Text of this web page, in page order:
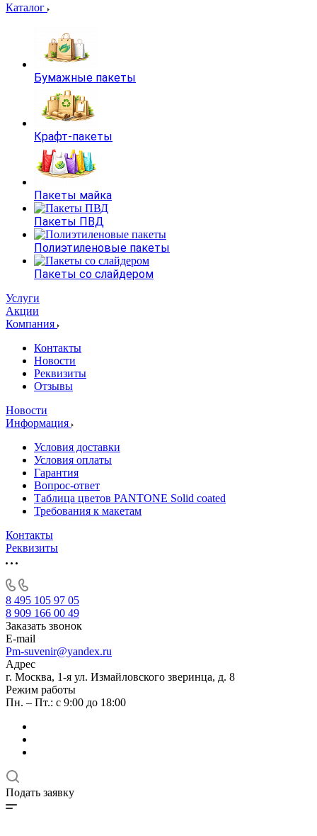
Каталог
Бумажные пакеты
Крафт-пакеты
Пакеты майка
Пакеты ПВД
Полиэтиленовые пакеты
Пакеты со слайдером
Услуги
Акции
Компания
Контакты
Новости
Реквизиты
Отзывы
Новости
Информация
Условия доставки
Условия оплаты
Гарантия
Вопрос-ответ
Таблица цветов PANTONE Solid coated
Требования к макетам
Контакты
Реквизиты
8 495 105 97 05
8 909 166 00 49
Заказать звонок
E-mail
Pm-suvenir@yandex.ru
Адрес
г. Москва, 1-я ул. Измайловского зверинца, д. 8
Режим работы
Пн. – Пт.: с 9:00 до 18:00
Подать заявку